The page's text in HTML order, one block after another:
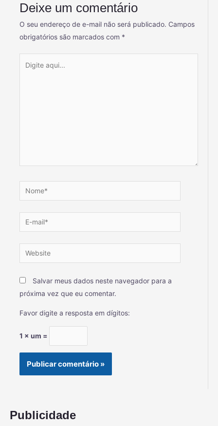
Deixe um comentário
O seu endereço de e-mail não será publicado. Campos
obrigatórios são marcados com *
Salvar meus dados neste navegador para a
próxima vez que eu comentar.
Favor digite a resposta em dígitos:
1 × um =
Publicidade